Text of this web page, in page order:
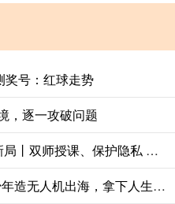
奖号：红球走势
，逐一攻破问题
配资658 奋进“十五五” 实干开新局丨双师授课、保护隐私 探访养老护理员培训→
点点赢 广货行天下|深圳00后少年造无人机出海，拿下人生第一桶金